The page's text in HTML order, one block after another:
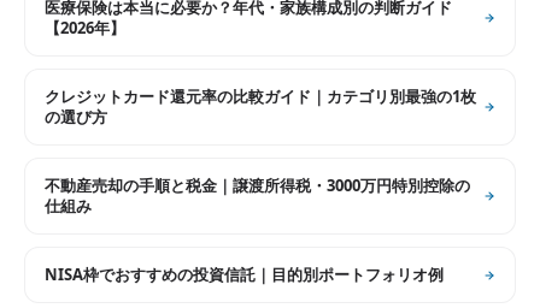
医療保険は本当に必要か？年代・家族構成別の判断ガイド
【2026年】
クレジットカード還元率の比較ガイド｜カテゴリ別最強の1枚
の選び方
不動産売却の手順と税金｜譲渡所得税・3000万円特別控除の
仕組み
NISA枠でおすすめの投資信託｜目的別ポートフォリオ例